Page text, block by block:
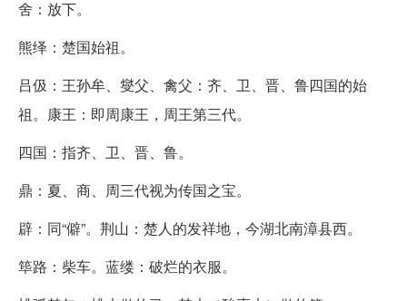
舍：放下。
熊绎：楚国始祖。
吕伋：王孙牟、燮父、禽父：齐、卫、晋、鲁四国的始
祖。康王：即周康王，周王第三代。
四国：指齐、卫、晋、鲁。
鼎：夏、商、周三代视为传国之宝。
辟：同“僻”。荆山：楚人的发祥地，今湖北南漳县西。
筚路：柴车。蓝缕：破烂的衣服。